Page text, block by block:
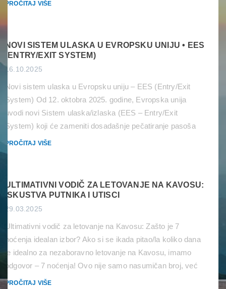
[…]
PROČITAJ VIŠE
NOVI SISTEM ULASKA U EVROPSKU UNIJU • EES
(ENTRY/EXIT SYSTEM)
16.10.2025
Novi sistem ulaska u Evropsku uniju – EES (Entry/Exit
System) Od 12. oktobra 2025. godine, Evropska unija
uvodi novi Sistem ulaska/izlaska (EES – Entry/Exit
System) koji će zameniti dosadašnje pečatiranje pasoša
digitalnim evidentiranjem svih ulazaka i izlazaka iz
šengenskog prostora. Šta je EES? EES je automatski IT
PROČITAJ VIŠE
ULTIMATIVNI VODIČ ZA LETOVANJE NA KAVOSU:
ISKUSTVA PUTNIKA I UTISCI
29.03.2025
Ultimativni vodič za letovanje na Kavosu: Zašto je 7
noćenja idealan izbor? Ako si se ikada pitao/la koliko dana
je idealno za nezaboravno letovanje na Kavosu, imamo
odgovor – 7 noćenja! Ovo nije samo nasumičan broj, već
rezultat više od 15 godina iskustva u organizovanju
PROČITAJ VIŠE